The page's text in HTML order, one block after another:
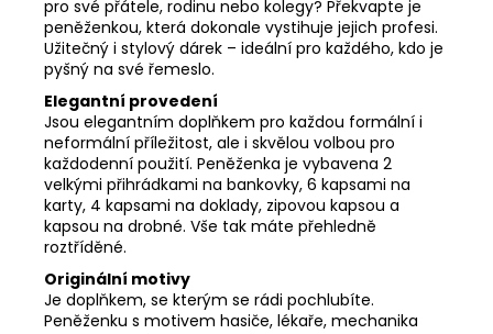
pro své přátele, rodinu nebo kolegy? Překvapte je
peněženkou, která dokonale vystihuje jejich profesi.
Užitečný i stylový dárek – ideální pro každého, kdo je
pyšný na své řemeslo.
Elegantní provedení
Jsou elegantním doplňkem pro každou formální i
neformální příležitost, ale i skvělou volbou pro
každodenní použití. Peněženka je vybavena 2
velkými přihrádkami na bankovky, 6 kapsami na
karty, 4 kapsami na doklady, zipovou kapsou a
kapsou na drobné. Vše tak máte přehledně
roztříděné.
Originální motivy
Je doplňkem, se kterým se rádi pochlubíte.
Peněženku s motivem hasiče, lékaře, mechanika